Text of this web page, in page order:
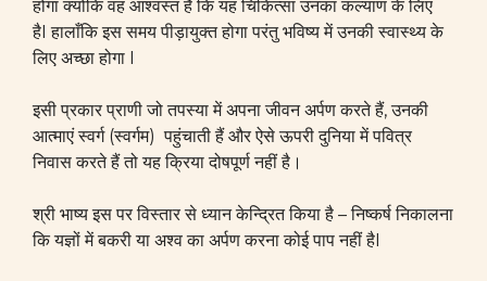
होगा क्योंकि वह आश्वस्त है कि यह चिकित्सा उनका कल्याण के लिए
हैI हालाँकि इस समय पीड़ायुक्त होगा परंतु भविष्य में उनकी स्वास्थ्य के
लिए अच्छा होगा I
इसी प्रकार प्राणी जो तपस्या में अपना जीवन अर्पण करते हैं, उनकी
आत्माएं स्वर्ग (स्वर्गम) पहुंचाती हैं और ऐसे ऊपरी दुनिया में पवित्र
निवास करते हैं तो यह क्रिया दोषपूर्ण नहीं है।
श्री भाष्य इस पर विस्तार से ध्यान केन्द्रित किया है – निष्कर्ष निकालना
कि यज्ञों में बकरी या अश्व का अर्पण करना कोई पाप नहीं हैI